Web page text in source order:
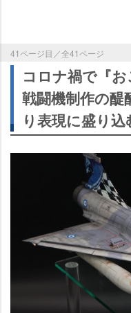
41ページ目／全41ページ
コロナ禍で『お
戦闘機制作の醍
り表現に盛り込